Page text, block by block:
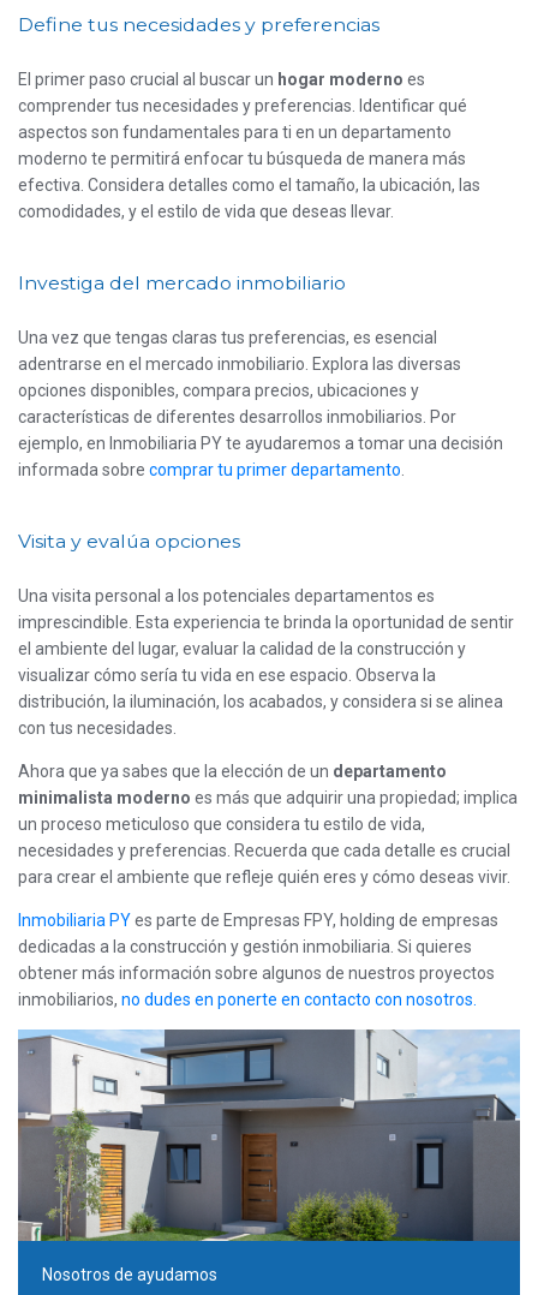
Define tus necesidades y preferencias
El primer paso crucial al buscar un hogar moderno es
comprender tus necesidades y preferencias. Identificar qué
aspectos son fundamentales para ti en un departamento
moderno te permitirá enfocar tu búsqueda de manera más
efectiva. Considera detalles como el tamaño, la ubicación, las
comodidades, y el estilo de vida que deseas llevar.
Investiga del mercado inmobiliario
Una vez que tengas claras tus preferencias, es esencial
adentrarse en el mercado inmobiliario. Explora las diversas
opciones disponibles, compara precios, ubicaciones y
características de diferentes desarrollos inmobiliarios. Por
ejemplo, en Inmobiliaria PY te ayudaremos a tomar una decisión
informada sobre comprar tu primer departamento.
Visita y evalúa opciones
Una visita personal a los potenciales departamentos es
imprescindible. Esta experiencia te brinda la oportunidad de sentir
el ambiente del lugar, evaluar la calidad de la construcción y
visualizar cómo sería tu vida en ese espacio. Observa la
distribución, la iluminación, los acabados, y considera si se alinea
con tus necesidades.
Ahora que ya sabes que la elección de un departamento
minimalista moderno es más que adquirir una propiedad; implica
un proceso meticuloso que considera tu estilo de vida,
necesidades y preferencias. Recuerda que cada detalle es crucial
para crear el ambiente que refleje quién eres y cómo deseas vivir.
Inmobiliaria PYes parte de Empresas FPY, holding de empresas
dedicadas a la construcción y gestión inmobiliaria. Si quieres
obtener más información sobre algunos de nuestros proyectos
inmobiliarios, no dudes en ponerte en contacto con nosotros.
Nosotros de ayudamos